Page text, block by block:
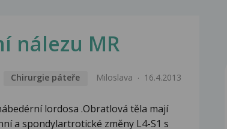
nálezu MR
Chirurgie páteře Miloslava 16.4.2013
lordosa .Obratlová těla mají
a spondylartrotické změny L4-S1 s